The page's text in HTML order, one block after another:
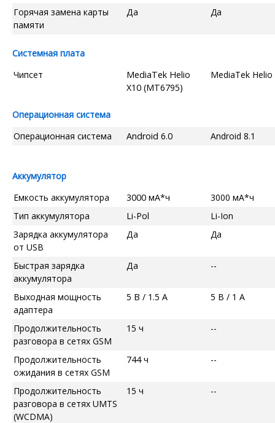
Горячая замена карты
памяти
Да Да
Системная плата
Чипсет
MediaTek Helio
X10 (MT6795)
MediaTek Helio
Операционная система
Операционная система
Android 6.0 Android 8.1
Аккумулятор
Емкость аккумулятора
3000 мА*ч
3000 мА*ч
Тип аккумулятора
Li-Pol
Li-Ion
Зарядка аккумулятора
от USB
Да Да
Быстрая зарядка
аккумулятора
Да --
Выходная мощность
адаптера
5 В / 1.5 А 5 В / 1 А
Продолжительность
разговора в сетях GSM
15 ч --
Продолжительность
ожидания в сетях GSM
744 ч --
Продолжительность
разговора в сетях UMTS
(WCDMA)
15 ч --